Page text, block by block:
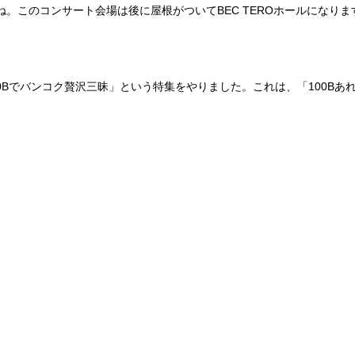
このコンサート会場は後に屋根がついてBEC TEROホールになりま
バンコク贅沢三昧」という特集をやりました。これは、「100Bあ